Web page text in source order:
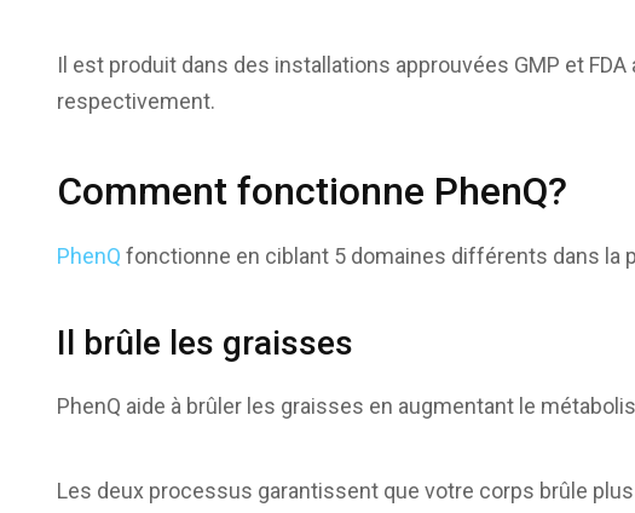
Il est produit dans des installations approuvées GMP et FDA
respectivement.
Comment fonctionne PhenQ?
PhenQ fonctionne en ciblant 5 domaines différents dans la
Il brûle les graisses
PhenQ aide à brûler les graisses en augmentant le
Les deux processus garantissent que votre corps brûle